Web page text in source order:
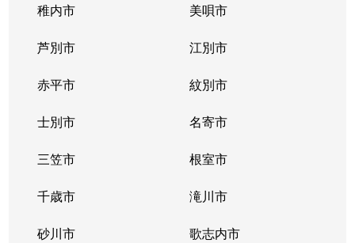
稚内市 美唄市
芦別市 江別市
赤平市 紋別市
士別市 名寄市
三笠市 根室市
千歳市 滝川市
砂川市 歌志内市